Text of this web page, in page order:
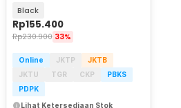
Black
Rp155.400
Rp230.900 33%
Online JKTP
JKTB
JKTU
TGR CKP
PBKS
PDPK
Lihat Ketersediaan Stok